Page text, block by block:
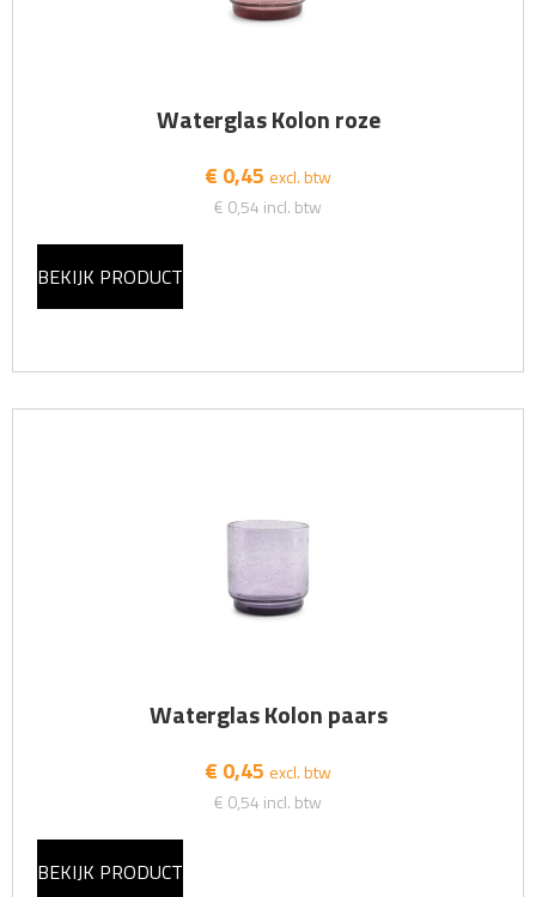
Waterglas Kolon roze
€ 0,45 excl. btw
€ 0,54 incl. btw
BEKIJK PRODUCT
Waterglas Kolon paars
€ 0,45 excl. btw
€ 0,54 incl. btw
BEKIJK PRODUCT